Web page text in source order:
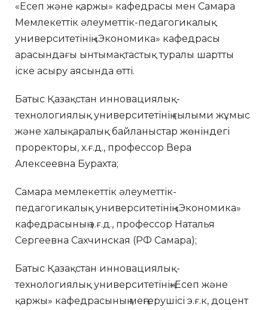
«Есеп және қаржы» кафедрасы мен Самара
Мемлекеттік әлеуметтік-педагогикалық
университетінің «Экономика» кафедрасы
арасындағы ынтымақтастық туралы шартты
іске асыру аясында өтті.
Батыс Қазақстан инновациялық-
технологиялық университетінің ғылыми жұмыс
және халықаралық байланыстар жөніндегі
проректоры, х.ғ.д., профессор Вера
Алексеевна Бурахта;
Самара мемлекеттік әлеуметтік-
педагогикалық университетінің «Экономика»
кафедрасының э.ғ.д., профессор Наталья
Сергеевна Сахчинская (РФ Самара);
Батыс Қазақстан инновациялық-
технологиялық университетінің«Есеп және
қаржы» кафедрасының меңгерушісі э.ғ.к, доцент